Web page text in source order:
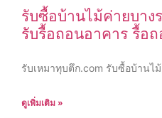
รับซื้อบ้านไม้ค่ายบาง
รับรื้อถอนอาคาร รื้อ
รับเหมาทุบตึก.com รับซื้อบ้านไ
ดูเพิ่มเติม »